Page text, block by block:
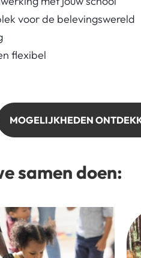
voor de belevingswereld
flexibel
MOGELIJKHEDEN
samen doen: